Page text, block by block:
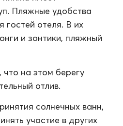
Пляжные удобства
гостей отеля. В их
и зонтики, пляжный
на этом берегу
отлив.
солнечных ванн,
участие в других